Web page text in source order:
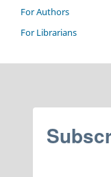
For Authors
For Librarians